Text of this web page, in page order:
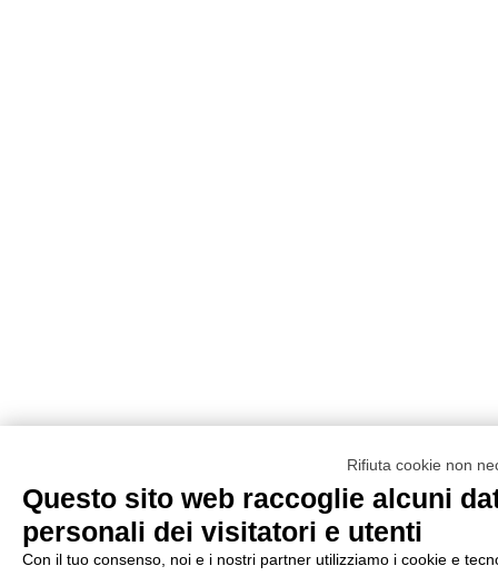
Rifiuta cookie non
Questo sito web raccoglie alcuni
personali dei visitatori e utenti
Con il tuo consenso, noi e i nostri partner utilizziamo i cookie e